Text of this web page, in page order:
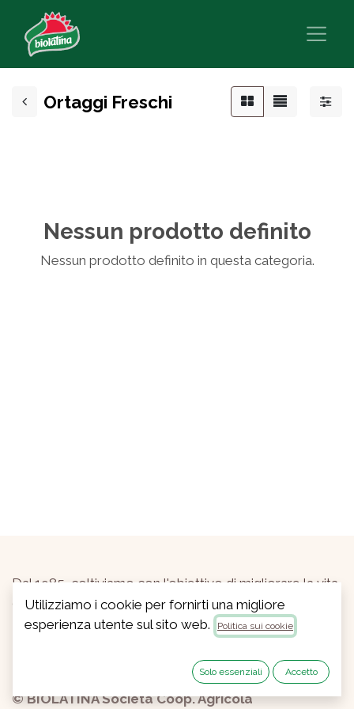
Ortaggi Freschi
Nessun prodotto definito
Nessun prodotto definito in questa categoria.
Dal 1985, coltiviamo con l'obiettivo di migliorare la vita
del pianeta, i nostri prodotti biodinamici, vitali e salutari.
© BIOLATINA Società Coop. Agricola
Utilizziamo i cookie per fornirti una migliore
esperienza utente sul sito web.
Politica sui cookie
Solo essenziali Accetto